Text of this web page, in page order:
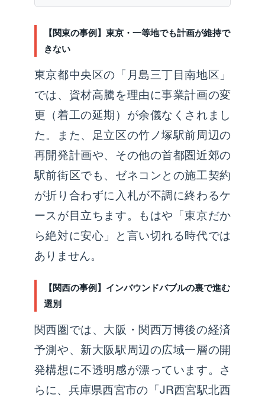
【関東の事例】東京・一等地でも計画が維持で
きない
東京都中央区の「月島三丁目南地区」
では、資材高騰を理由に事業計画の変
更（着工の延期）が余儀なくされまし
た。また、足立区の竹ノ塚駅前周辺の
再開発計画や、その他の首都圏近郊の
駅前街区でも、ゼネコンとの施工契約
が折り合わずに入札が不調に終わるケ
ースが目立ちます。もはや「東京だか
ら絶対に安心」と言い切れる時代では
ありません。
【関西の事例】インバウンドバブルの裏で進む
選別
関西圏では、大阪・関西万博後の経済
予測や、新大阪駅周辺の広域一層の開
発構想に不透明感が漂っています。さ
らに、兵庫県西宮市の「JR西宮駅北西